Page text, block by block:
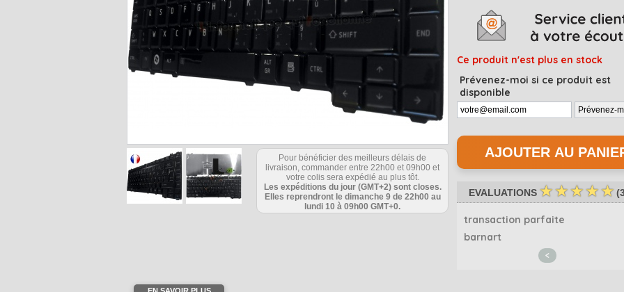
Pour bénéficier des meilleurs délais de
livraison, commander entre 22h00 et 09h00 et
votre colis sera expédié au plus tôt.
Les expéditions du jour (GMT+2) sont closes.
Elles reprendront le dimanche 9 de 22h00 au
lundi 10 à 09h00 GMT+0.
Ce produit n'est plus en stock
Prévenez-moi si ce produit est
disponible
EVALUATIONS ☆☆☆☆☆ (
transaction parfaite
barnart
<